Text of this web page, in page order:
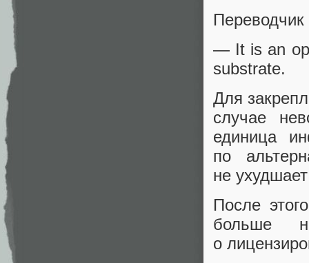
— It is an
substrate.
Для
случае
единица
по
не
После
больше
о